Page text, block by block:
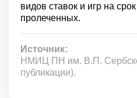
видов ставок и игр на
пролеченных.
Источник:
НМИЦ ПН им. В.П.
публикации).